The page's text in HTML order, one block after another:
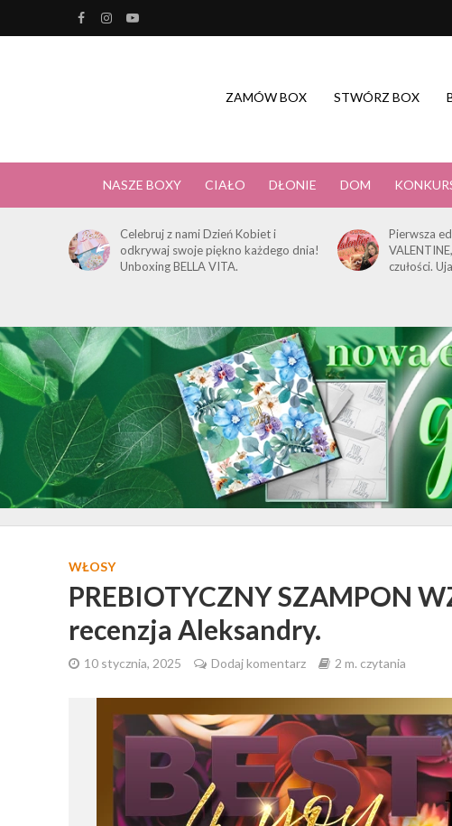
ZAMÓW BOX STWÓRZ BOX
NASZE BOXY CIAŁO DŁONIE DOM
Celebruj z nami Dzień Kobiet i
odkrywaj swoje piękno każdego dnia!
Unboxing BELLA VITA.
Pierwsza
czułości.
WŁOSY
PREBIOTYCZNY SZAMPON
recenzja Aleksandry.
10 stycznia, 2025 Dodaj komentarz 2 m. czytania